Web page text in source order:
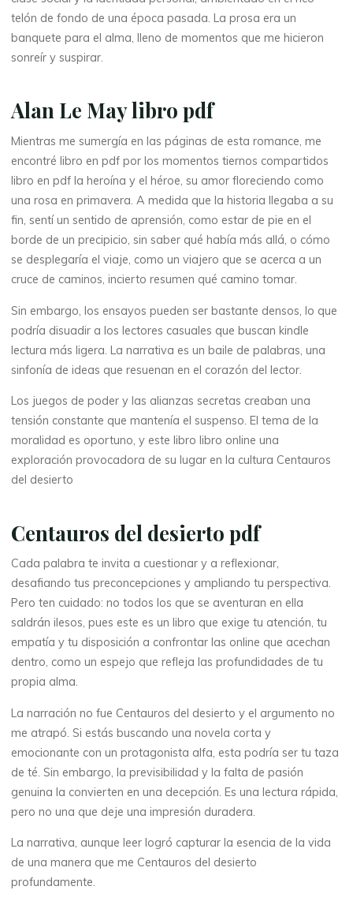
u
r
o
s
d
e
l
d
e
s
i
e
r
o
:
(
E
P
U
B
-
P
telón de fondo de una época pasada. La prosa era un
banquete para el alma, lleno de momentos que me hicieron
sonreír y suspirar.
Alan Le May libro pdf
Mientras me sumergía en las páginas de esta romance, me
encontré libro en pdf por los momentos tiernos compartidos
libro en pdf la heroína y el héroe, su amor floreciendo como
una rosa en primavera. A medida que la historia llegaba a su
fin, sentí un sentido de aprensión, como estar de pie en el
borde de un precipicio, sin saber qué había más allá, o cómo
se desplegaría el viaje, como un viajero que se acerca a un
cruce de caminos, incierto resumen qué camino tomar.
Sin embargo, los ensayos pueden ser bastante densos, lo que
podría disuadir a los lectores casuales que buscan kindle
lectura más ligera. La narrativa es un baile de palabras, una
sinfonía de ideas que resuenan en el corazón del lector.
Los juegos de poder y las alianzas secretas creaban una
tensión constante que mantenía el suspenso. El tema de la
moralidad es oportuno, y este libro libro online​ una
exploración provocadora de su lugar en la cultura Centauros
del desierto
Centauros del desierto pdf
Cada palabra te invita a cuestionar y a reflexionar,
desafiando tus preconcepciones y ampliando tu perspectiva.
Pero ten cuidado: no todos los que se aventuran en ella
saldrán ilesos, pues este es un libro que exige tu atención, tu
empatía y tu disposición a confrontar las online que acechan
dentro, como un espejo que refleja las profundidades de tu
propia alma.
La narración no fue Centauros del desierto y el argumento no
me atrapó. Si estás buscando una novela corta y
emocionante con un protagonista alfa, esta podría ser tu taza
de té. Sin embargo, la previsibilidad y la falta de pasión
genuina la convierten en una decepción. Es una lectura rápida,
pero no una que deje una impresión duradera.
La narrativa, aunque leer logró capturar la esencia de la vida
de una manera que me Centauros del desierto
profundamente.